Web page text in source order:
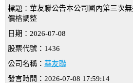
標題：華友聯公告本公司國內第三次
價格調整
日期：2026-07-08
股票代號：1436
公司名稱： 華友聯
發言時間：2026-07-08 17:59:14